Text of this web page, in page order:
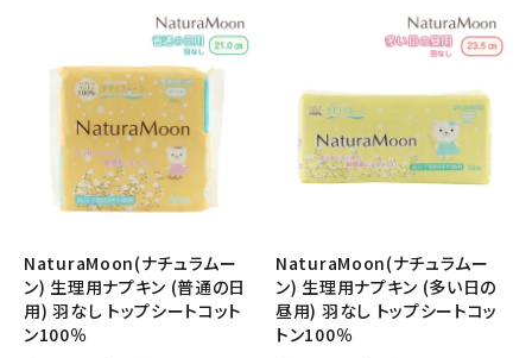
NaturaMoon(ナチュラムー
ン) 生理用ナプキン (普通の日
用) 羽なし トップシートコット
ン100％
NaturaMoon(ナチュラムー
ン) 生理用ナプキン (多い日の
昼用) 羽なし トップシートコッ
トン100％